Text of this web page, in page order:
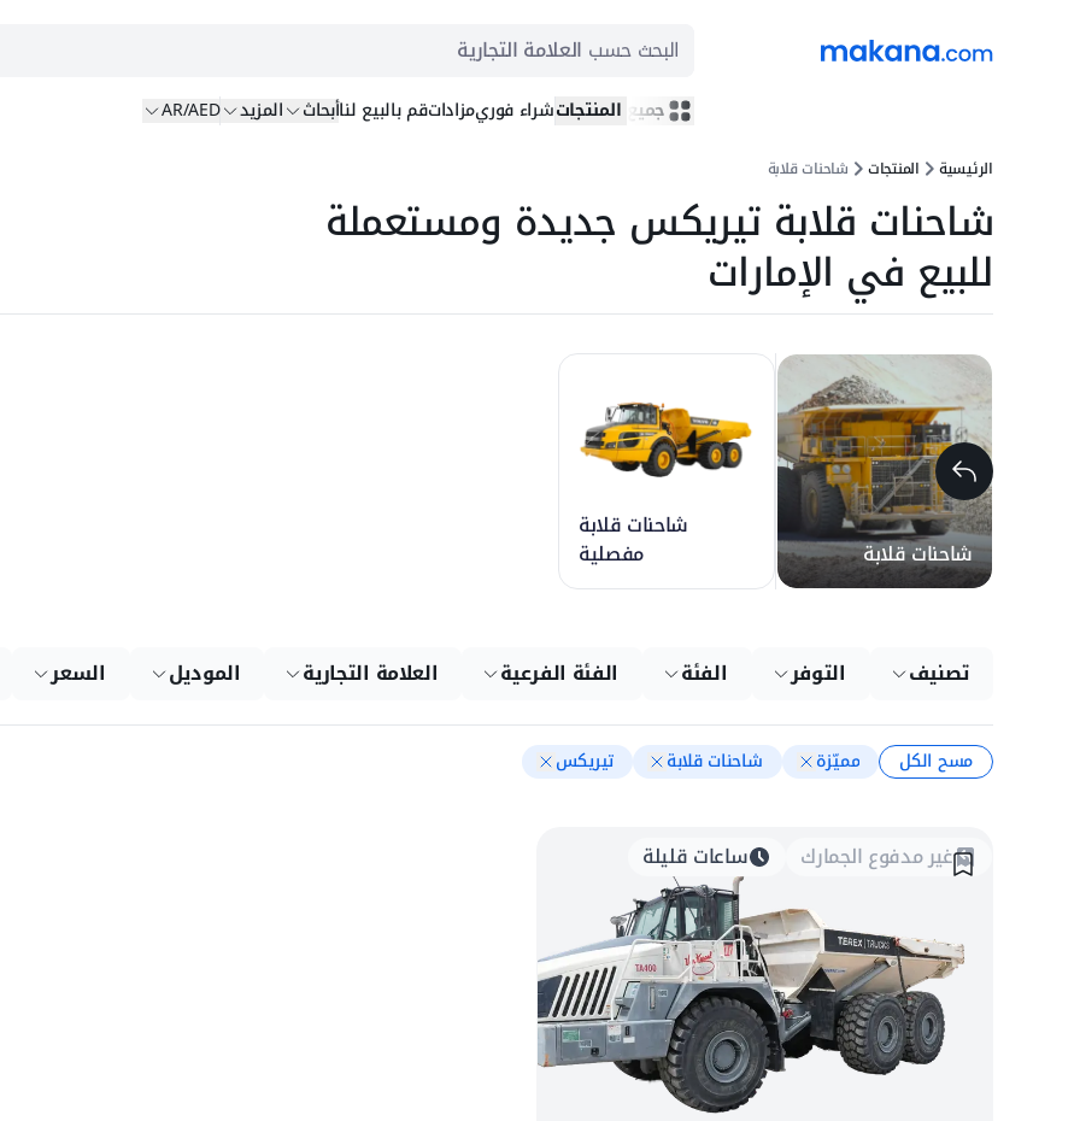
البحث حسب العلامة التجارية
جميع المنتجاتشراء فوريمزاداتقم بالبيع لناأبحاث المزيد AR/AED
الرئيسية المنتجات شاحنات قلابة
شاحنات قلابة تيريكس جديدة ومستعملة
للبيع في الإمارات
شاحنات قلابة
شاحنات قلابة
مفصلية
تصنيف التوفر الفئة الفئة الفرعية العلامة التجارية الموديل السعر
مسح الكل مميّزة شاحنات قلابة تيريكس
غير مدفوع الجمارك ساعات قليلة